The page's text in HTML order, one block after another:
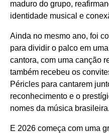
maduro do grupo,
identidade musical e
Ainda no mesmo ano, foi
para dividir o palco em
cantora, com uma canção
também recebeu os
Péricles para cantarem
reconhecimento e o
nomes da música brasileira.
E 2026 começa com uma